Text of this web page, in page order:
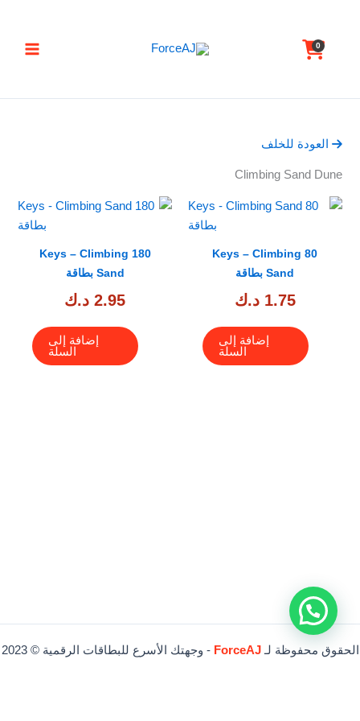
المحتوى0
C
العودة للخلف
Climbing Sand Dune
80 Keys – Climbing
Sand بطاقة
1.75 د.ك
إضافة إلى
السلة
180 Keys – Climbing
Sand بطاقة
2.95 د.ك
إضافة إلى
السلة
الحقوق محفوظة لـForceAJ - وجهتك الأسرع للبطاقات الرقمية © 2023